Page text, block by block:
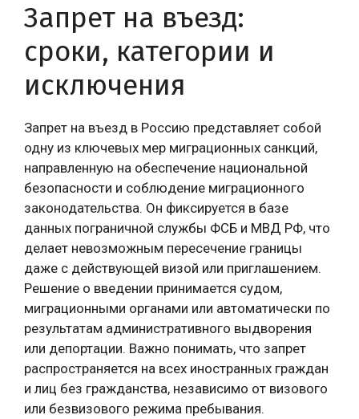
Запрет на въезд:
сроки, категории и
исключения
Запрет на въезд в Россию представляет собой
одну из ключевых мер миграционных санкций,
направленную на обеспечение национальной
безопасности и соблюдение миграционного
законодательства. Он фиксируется в базе
данных пограничной службы ФСБ и МВД РФ, что
делает невозможным пересечение границы
даже с действующей визой или приглашением.
Решение о введении принимается судом,
миграционными органами или автоматически по
результатам административного выдворения
или депортации. Важно понимать, что запрет
распространяется на всех иностранных граждан
и лиц без гражданства, независимо от визового
или безвизового режима пребывания.